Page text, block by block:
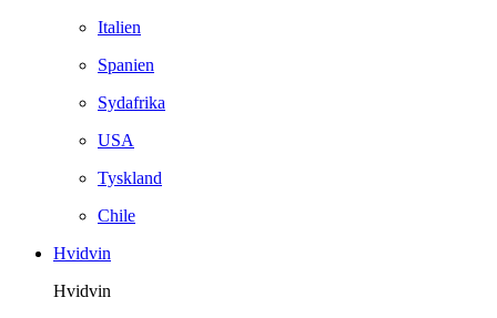
Italien
Spanien
Sydafrika
USA
Tyskland
Chile
Hvidvin
Hvidvin